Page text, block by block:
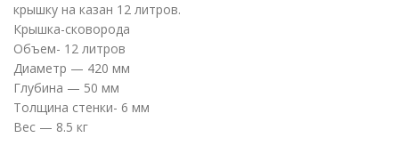
крышку на казан 12 литров.
Крышка-сковорода
Объем- 12 литров
Диаметр — 420 мм
Глубина — 50 мм
Толщина стенки- 6 мм
Вес — 8.5 кг